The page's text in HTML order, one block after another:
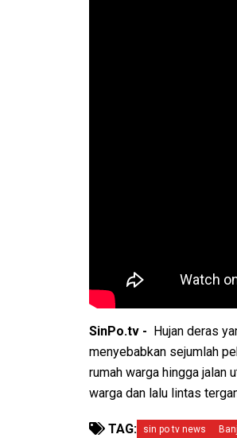
SinPo.tv -
Hujan deras
menyebabkan sejumlah
rumah warga hingga jalan
warga dan lalu lintas
TAG: sin po tv news